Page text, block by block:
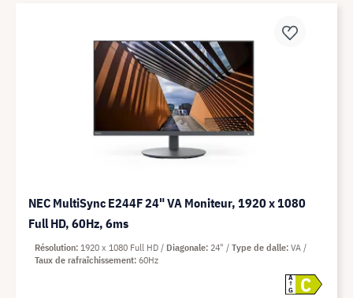
NEC MultiSync E244F 24" VA Moniteur, 1920 x 1080
Full HD, 60Hz, 6ms
A
G
C
Résolution 1920 x 1080 Full HD Diagonale 24" Type de dalle VA
Taux de rafraîchissement 60Hz